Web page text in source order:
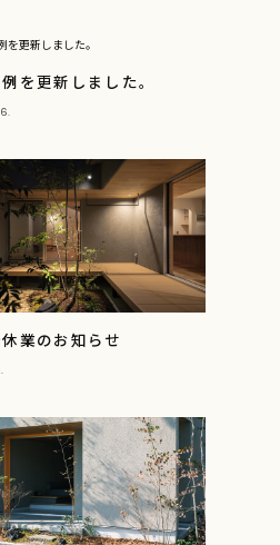
を更新しました。
業のお知らせ